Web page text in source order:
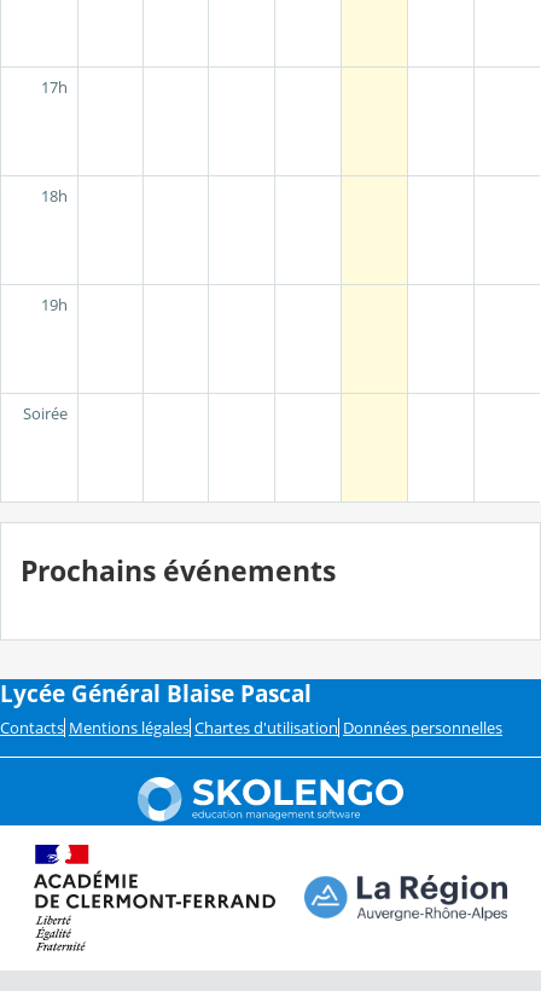
17h
18h
19h
Soirée
Prochains événements
Lycée Général Blaise Pascal
Contacts Mentions légales Chartes d'utilisation Données personnelles